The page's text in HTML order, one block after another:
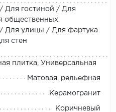
Для гостиной / Для
общественных
Для улицы / Для фартука
стен
плитка, Универсальная
Матовая, рельефная
Керамогранит
Коричневый